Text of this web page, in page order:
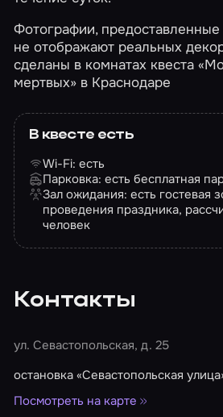
Фотографии,
не отображают реальных
сделаны в комнатах квеста
мертвых» в Краснодаре
В квесте есть
Wi-Fi: есть
Парковка: есть бесплатная
Зал ожидания: есть гостевая
проведения праздника,
человек
Контакты
ул. Севастопольская, д. 25
остановка «Севастопольская
Посмотреть на карте